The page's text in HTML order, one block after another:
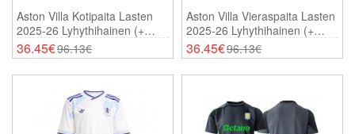
Aston Villa Kotipaita Lasten
2025-26 Lyhythihainen (+
Shortsit)
36.45€96.13€
Aston Villa Vieraspaita Lasten
2025-26 Lyhythihainen (+
Shortsit)
36.45€96.13€